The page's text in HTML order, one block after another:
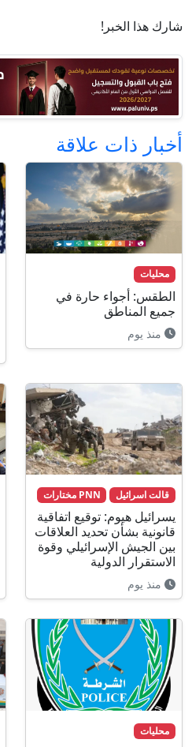
شارك هذا الخبر!
أخبار ذات علاقة
محليات
الطقس: أجواء حارة في
جميع المناطق
منذ يوم
قالت اسرائيل PNN مختارات
يسرائيل هيوم: توقيع اتفاقية
قانونية بشأن تحديد العلاقات
بين الجيش الإسرائيلي وقوة
الاستقرار الدولية
منذ يوم
محليات